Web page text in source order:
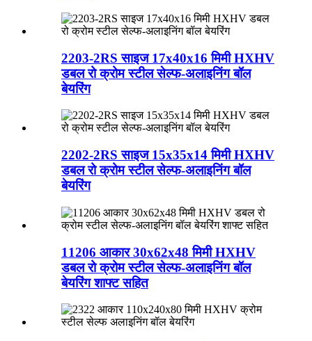
2203-2RS साइज 17x40x16 मिमी HXHV
डबल रो क्रोम स्टील सेल्फ-अलाइनिंग बॉल
बेयरिंग
2202-2RS साइज 15x35x14 मिमी HXHV
डबल रो क्रोम स्टील सेल्फ-अलाइनिंग बॉल
बेयरिंग
11206 आकार 30x62x48 मिमी HXHV
डबल रो क्रोम स्टील सेल्फ-अलाइनिंग बॉल
बेयरिंग शाफ्ट सहित